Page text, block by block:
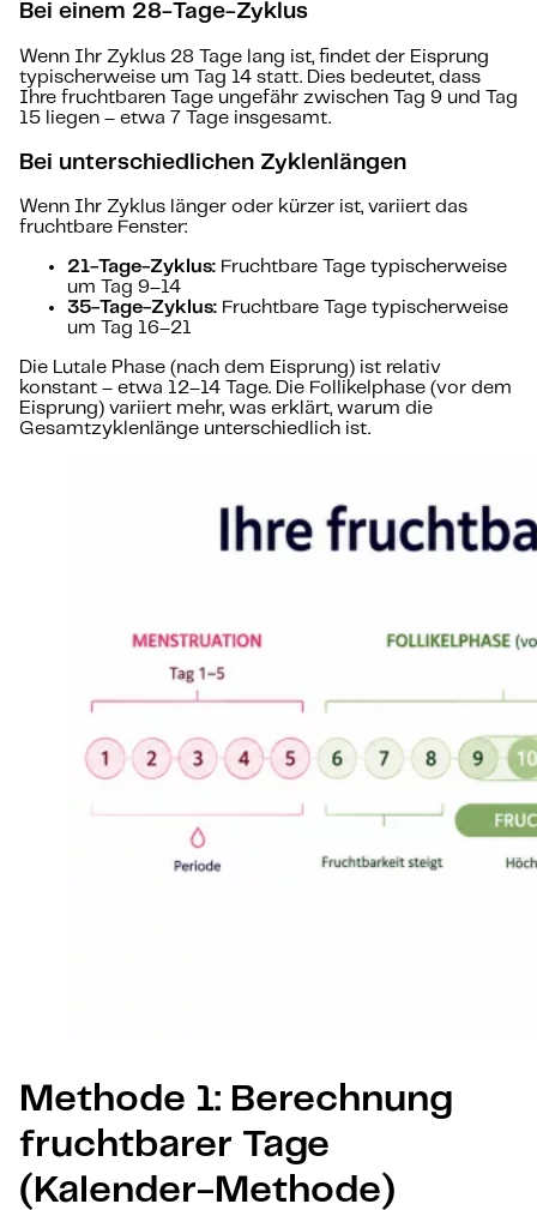
Bei einem 28-Tage-Zyklus
Wenn Ihr Zyklus 28 Tage lang ist, findet der Eisprung
typischerweise um Tag 14 statt. Dies bedeutet, dass
Ihre fruchtbaren Tage ungefähr zwischen Tag 9 und Tag
15 liegen – etwa 7 Tage insgesamt.
Bei unterschiedlichen Zyklenlängen
Wenn Ihr Zyklus länger oder kürzer ist, variiert das
fruchtbare Fenster:
21-Tage-Zyklus: Fruchtbare Tage typischerweise
um Tag 9–14
35-Tage-Zyklus: Fruchtbare Tage typischerweise
um Tag 16–21
Die Lutale Phase (nach dem Eisprung) ist relativ
konstant – etwa 12–14 Tage. Die Follikelphase (vor dem
Eisprung) variiert mehr, was erklärt, warum die
Gesamtzyklenlänge unterschiedlich ist.
Methode 1: Berechnung
fruchtbarer Tage
(Kalender-Methode)